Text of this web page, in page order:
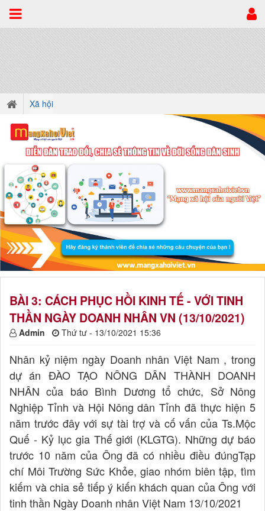
Xã hội
BÀI 3: CÁCH PHỤC HỒI KINH TẾ - VỚI TINH
THẦN NGÀY DOANH NHÂN VN (13/10/2021)
Admin Thứ tư - 13/10/2021 15:36
Nhân kỷ niệm ngày Doanh nhân Việt Nam , trong
dự án ĐÀO TẠO NÔNG DÂN THÀNH DOANH
NHÂN của báo Bình Dương tổ chức, Sở Nông
Nghiệp Tỉnh và Hội Nông dân Tỉnh đã thực hiện 5
năm trước đây với sự tài trợ và cố vấn của Ts.Mộc
Quế - Kỷ lục gia Thế giới (KLGTG). Những dự báo
trước 10 năm của Ông đã có nhiều điều đúngTạp
chí Môi Trường Sức Khỏe, giao nhóm biên tập, tìm
kiếm và chia sẻ tiếp ý kiến khách quan của Ông với
tinh thần Ngày Doanh nhân Việt Nam 13/10/2021